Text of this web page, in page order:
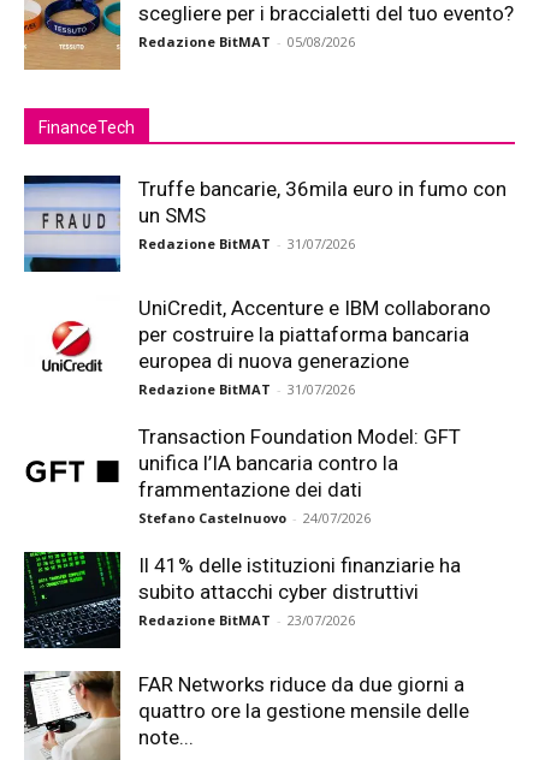
scegliere per i braccialetti del tuo evento?
Redazione BitMAT - 05/08/2026
FinanceTech
Truffe bancarie, 36mila euro in fumo con
un SMS
Redazione BitMAT - 31/07/2026
UniCredit, Accenture e IBM collaborano
per costruire la piattaforma bancaria
europea di nuova generazione
Redazione BitMAT - 31/07/2026
Transaction Foundation Model: GFT
unifica l’IA bancaria contro la
frammentazione dei dati
Stefano Castelnuovo - 24/07/2026
Il 41% delle istituzioni finanziarie ha
subito attacchi cyber distruttivi
Redazione BitMAT - 23/07/2026
FAR Networks riduce da due giorni a
quattro ore la gestione mensile delle
note...